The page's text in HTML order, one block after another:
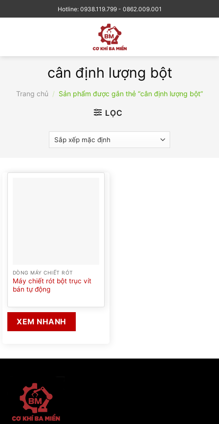
to
Hotline: 0938.119.799 - 0862.009.001
cân định lượng bột
Trang chủ / Sản phẩm được gắn thẻ “cân định lượng bột”
LỌC
DÒNG MÁY CHIẾT RÓT
Máy chiết rót bột trục vít
bán tự động
XEM NHANH